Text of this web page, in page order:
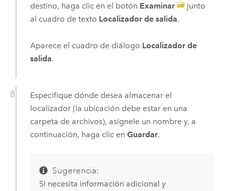
destino, haga clic en el botón Examinar
junto
al cuadro de texto Localizador de salida.
Aparece el cuadro de diálogo Localizador de
salida.
Especifique dónde desea almacenar el
localizador (la ubicación debe estar en una
carpeta de archivos), asígnele un nombre y, a
continuación, haga clic en Guardar.
Sugerencia:
Si necesita información adicional y